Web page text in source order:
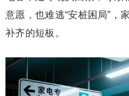
意愿，也难逃“安桩困局”，
补齐的短板。